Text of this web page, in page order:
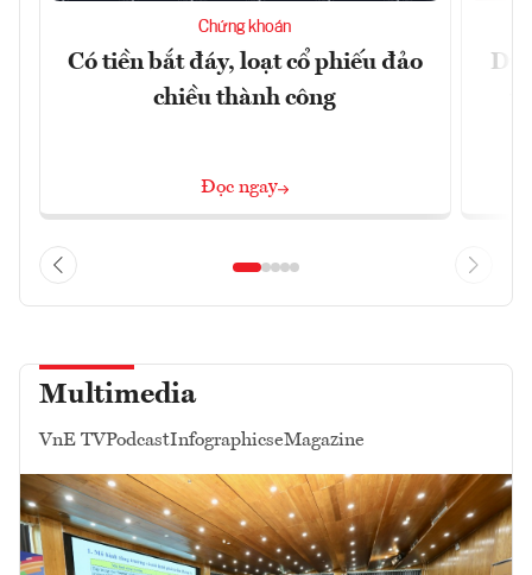
Chứng khoán
Có tiền bắt đáy, loạt cổ phiếu đảo
chiều thành công
Đọc ngay
Dự
Multimedia
VnE TVPodcastInfographicseMagazine